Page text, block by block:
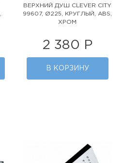
ВЕРХНИЙ ДУШ CLEVER CITY
99607, Ø225, КРУГЛЫЙ, ABS,
ХРОМ
2 380 Р
В КОРЗИНУ